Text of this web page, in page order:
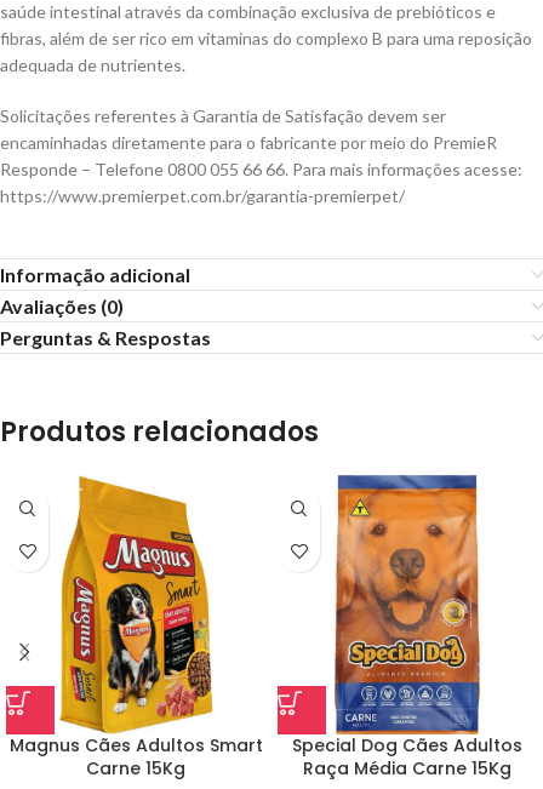
saúde intestinal através da combinação exclusiva de prebióticos e
fibras, além de ser rico em vitaminas do complexo B para uma reposição
adequada de nutrientes.
Solicitações referentes à Garantia de Satisfação devem ser
encaminhadas diretamente para o fabricante por meio do PremieR
Responde – Telefone 0800 055 66 66. Para mais informações acesse:
https://www.premierpet.com.br/garantia-premierpet/
Informação adicional
Avaliações (0)
Perguntas & Respostas
Produtos relacionados
Magnus Cães Adultos Smart
Carne 15Kg
Special Dog Cães Adultos
Raça Média Carne 15Kg